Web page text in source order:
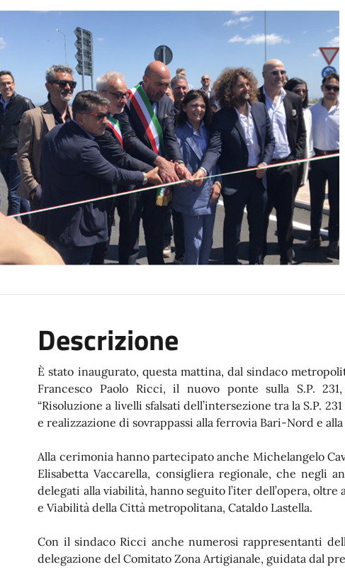
Descrizione
È stato inaugurato, questa mattina, dal sindaco
Francesco Paolo Ricci, il nuovo ponte sulla S.P.
“Risoluzione a livelli sfalsati dell’intersezione tra la S.P.
e realizzazione di sovrappassi alla ferrovia Bari-Nord e alla
Alla cerimonia hanno partecipato anche Michelangelo
Elisabetta Vaccarella, consigliera regionale, che negli
delegati alla viabilità, hanno seguito l’iter dell’opera,
e Viabilità della Città metropolitana, Cataldo Lastella.
Con il sindaco Ricci anche numerosi rappresentanti
delegazione del Comitato Zona Artigianale, guidata dal